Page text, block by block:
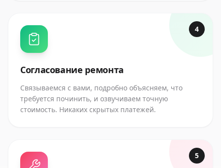
4
Согласование ремонта
Связываемся с вами, подробно объясняем, что
требуется починить, и озвучиваем точную
стоимость. Никаких скрытых платежей.
5